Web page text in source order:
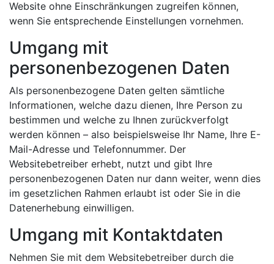
Website ohne Einschränkungen zugreifen können,
wenn Sie entsprechende Einstellungen vornehmen.
Umgang mit
personenbezogenen Daten
Als personenbezogene Daten gelten sämtliche
Informationen, welche dazu dienen, Ihre Person zu
bestimmen und welche zu Ihnen zurückverfolgt
werden können – also beispielsweise Ihr Name, Ihre E-
Mail-Adresse und Telefonnummer. Der
Websitebetreiber erhebt, nutzt und gibt Ihre
personenbezogenen Daten nur dann weiter, wenn dies
im gesetzlichen Rahmen erlaubt ist oder Sie in die
Datenerhebung einwilligen.
Umgang mit Kontaktdaten
Nehmen Sie mit dem Websitebetreiber durch die